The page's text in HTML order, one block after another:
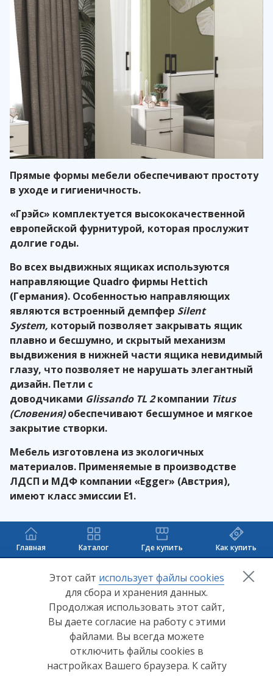
Прямые формы мебели обеспечивают простоту
в уходе и гигиеничность.
«Грэйс» комплектуется высококачественной
европейской фурнитурой, которая прослужит
долгие годы.
Во всех выдвижных ящиках используются
направляющие Quadro фирмы Hettich
(Германия). Особенностью направляющих
являются встроенный демпфер Silent
System, который позволяет закрывать ящик
плавно и бесшумно, и скрытый механизм
выдвижения в нижней части ящика невидимый
глазу, что позволяет не нарушать элегантный
дизайн. Петли с
доводчиками Glissando TL2компании Titus
(Словения)обеспечивают бесшумное и мягкое
закрытие створки.
Мебель изготовлена из экологичных
материалов. Применяемые в производстве
ЛДСП и МДФ компании «Egger» (Австрия),
имеют класс эмиссии Е1.
Главная Каталог Где купить Как купить
+7 (8412) 65-33-00
info@lerom.ru
Согласие на обработку персональных данных
Политика конфиденциальности
Согласие на обработку персональных данных Яндекс
Этот сайт использует файлы cookies
для сбора и хранения данных.
Продолжая использовать этот сайт,
Вы даете согласие на работу с этими
файлами. Вы всегда можете
отключить файлы cookies в
настройках Вашего браузера. К сайту